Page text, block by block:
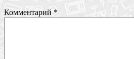
Комментарий *